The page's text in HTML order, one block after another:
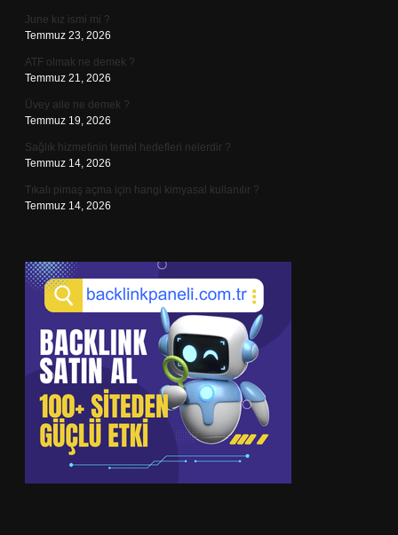
June kız ismi mi ?
Temmuz 23, 2026
ATF olmak ne demek ?
Temmuz 21, 2026
Üvey aile ne demek ?
Temmuz 19, 2026
Sağlık hizmetinin temel hedefleri nelerdir ?
Temmuz 14, 2026
Tıkalı pimaş açma için hangi kimyasal kullanılır ?
Temmuz 14, 2026